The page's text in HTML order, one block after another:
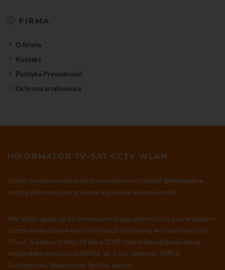
FIRMA
O firmie
Kontakt
Polityka Prywatności
Ochrona środowiska
INFORMATOR TV-SAT CCTV WLAN
Osoby zainteresowane otrzymywaniem co tydzień Informatora
pocztą elektroniczną prosimy o podanie adresu e-mail:
Wyrażam zgodę na otrzymywanie drogą elektroniczną na wskazany
przeze mnie adres e-mail informacji handlowej w rozumieniu art.
10 ust. 1 ustawy z dnia 18 lipca 2002 roku o świadczeniu usług
drogą elektroniczną od DIPOL sp. z o.o. (dawniej: DIPOL
Gołaszewski, Waśniowski Spółka Jawna)